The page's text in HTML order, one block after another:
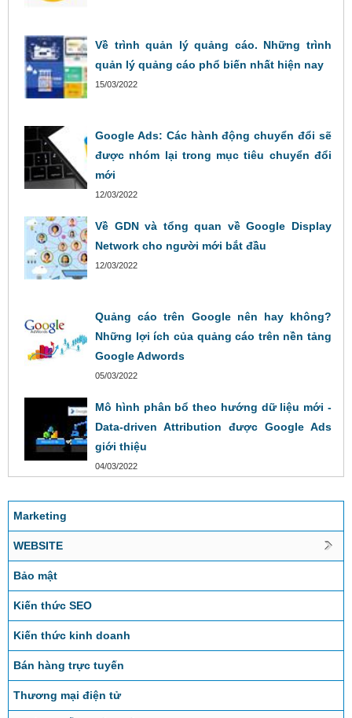
Về trình quản lý quảng cáo. Những trình
quản lý quảng cáo phổ biến nhất hiện nay
15/03/2022
Google Ads: Các hành động chuyển đổi sẽ
được nhóm lại trong mục tiêu chuyển đổi
mới
12/03/2022
Về GDN và tổng quan về Google Display
Network cho người mới bắt đầu
12/03/2022
Quảng cáo trên Google nên hay không?
Những lợi ích của quảng cáo trên nền tảng
Google Adwords
05/03/2022
Mô hình phân bổ theo hướng dữ liệu mới -
Data-driven Attribution được Google Ads
giới thiệu
04/03/2022
Marketing
WEBSITE
Bảo mật
Kiến thức SEO
Kiến thức kinh doanh
Bán hàng trực tuyến
Thương mại điện tử